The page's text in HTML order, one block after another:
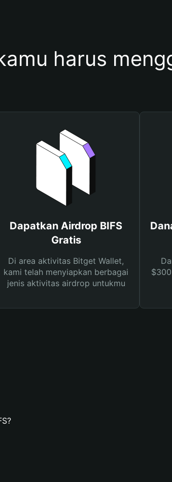
harus
Dapatkan Airdrop BIFS
Gratis
Di area aktivitas Bitget Wallet,
kami telah menyiapkan berbagai
jenis aktivitas airdrop untukmu